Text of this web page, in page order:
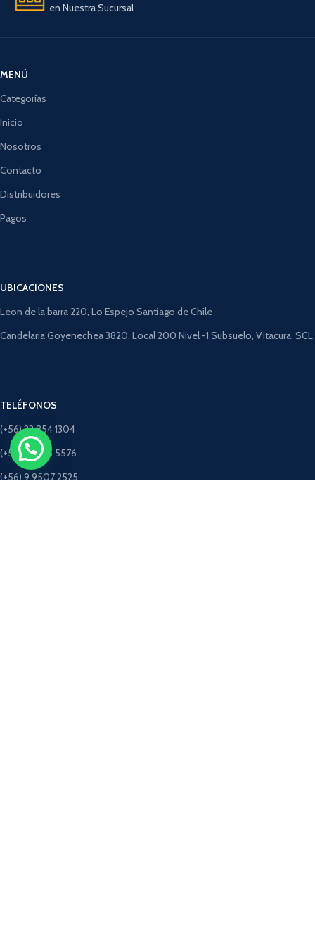
en Nuestra Sucursal
MENÚ
Categorías
Inicio
Nosotros
Contacto
Distribuidores
Pagos
UBICACIONES
Leon de la barra 220, Lo Espejo Santiago de Chile
Candelaria Goyenechea 3820, Local 200 Nivel -1 Subsuelo, Vitacura, SCL
TELÉFONOS
(+56) 22 854 1304
(+56) 9 4275 5576
(+56) 9 9507 2525